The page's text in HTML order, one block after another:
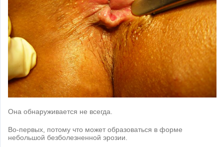
Она обнаруживается не всегда.
Во-первых, потому что может образоваться в форме
небольшой безболезненной эрозии.